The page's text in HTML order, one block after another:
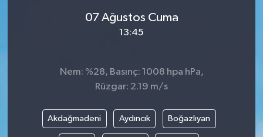
07 Ağustos Cuma
13:45
Nem: %28, Basınç: 1008 hpa hPa,
Rüzgar: 2.19 m/s
Akdağmadeni Aydıncık Boğazlıyan